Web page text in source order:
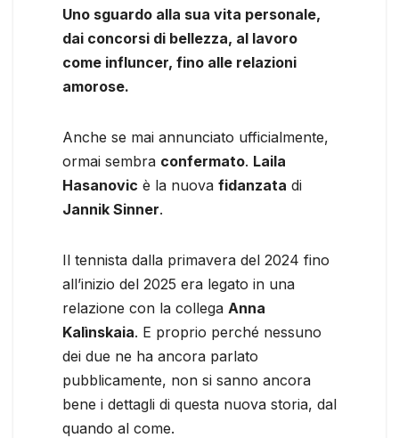
Uno sguardo alla sua vita personale,
dai concorsi di bellezza, al lavoro
come influncer, fino alle relazioni
amorose.
Anche se mai annunciato ufficialmente,
ormai sembra confermato. Laila
Hasanovic è la nuova fidanzata di
Jannik Sinner.
Il tennista dalla primavera del 2024 fino
all’inizio del 2025 era legato in una
relazione con la collega Anna
Kalìnskaia. E proprio perché nessuno
dei due ne ha ancora parlato
pubblicamente, non si sanno ancora
bene i dettagli di questa nuova storia, dal
quando al come.